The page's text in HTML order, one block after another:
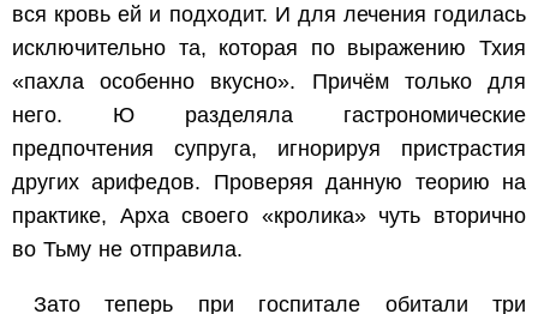
вся кровь ей и подходит. И для лечения годилась
исключительно та, которая по выражению Тхия
«пахла особенно вкусно». Причём только для
него. Ю разделяла гастрономические
предпочтения супруга, игнорируя пристрастия
других арифедов. Проверяя данную теорию на
практике, Арха своего «кролика» чуть вторично
во Тьму не отправила.
Зато теперь при госпитале обитали три